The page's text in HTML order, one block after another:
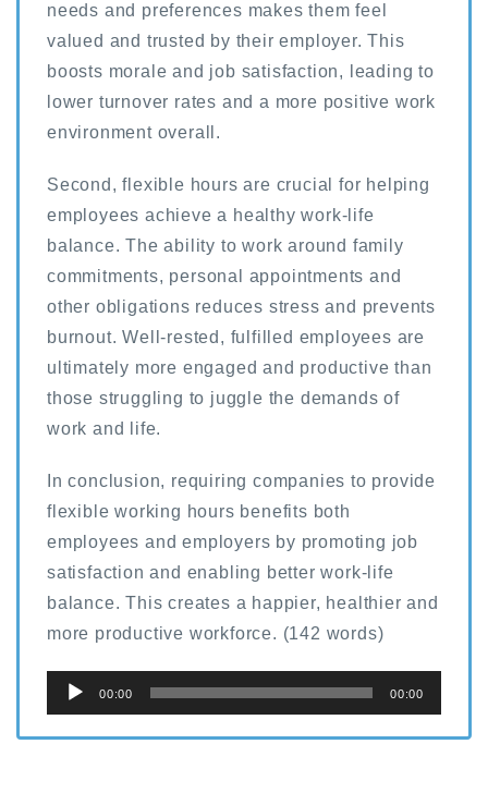
needs and preferences makes them feel
valued and trusted by their employer. This
boosts morale and job satisfaction, leading to
lower turnover rates and a more positive work
environment overall.
Second, flexible hours are crucial for helping
employees achieve a healthy work-life
balance. The ability to work around family
commitments, personal appointments and
other obligations reduces stress and prevents
burnout. Well-rested, fulfilled employees are
ultimately more engaged and productive than
those struggling to juggle the demands of
work and life.
In conclusion, requiring companies to provide
flexible working hours benefits both
employees and employers by promoting job
satisfaction and enabling better work-life
balance. This creates a happier, healthier and
more productive workforce. (142 words)
声
プ
00:00 00:00